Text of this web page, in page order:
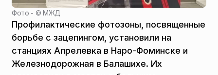
Фото - ©МЖД
Профилактические фотозоны, посвященные
борьбе с зацепингом, установили на
станциях Апрелевка в Наро-Фоминске и
Железнодорожная в Балашихе. Их